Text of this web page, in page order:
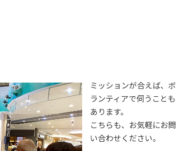
ミッションが合えば、ボ
ランティアで伺うことも
あります。
こちらも、お気軽にお問
い合わせください。